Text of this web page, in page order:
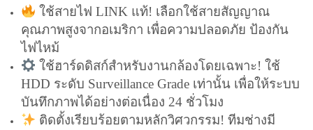
ใช้สายไฟ LINK แท้! เลือกใช้สายสัญญาณ
คุณภาพสูงจากอเมริกา เพื่อความปลอดภัย ป้องกัน
ไฟไหม้
ใช้ฮาร์ดดิสก์สำหรับงานกล้องโดยเฉพาะ! ใช้
HDD ระดับ Surveillance Grade เท่านั้น เพื่อให้ระบบ
บันทึกภาพได้อย่างต่อเนื่อง 24 ชั่วโมง
ติดตั้งเรียบร้อยตามหลักวิศวกรรม! ทีมช่างมี